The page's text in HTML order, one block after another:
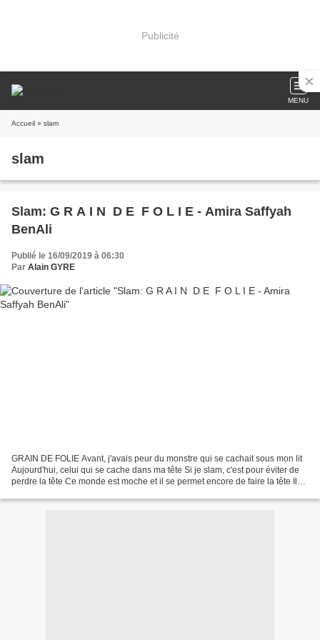
Publicité
MENU
Accueil » slam
slam
Slam: G R A I N D E F O L I E - Amira Saffyah
BenAli
Publié le 16/09/2019 à 06:30
Par Alain GYRE
GRAIN DE FOLIE Avant, j'avais peur du monstre qui se cachait sous mon lit
Aujourd'hui, celui qui se cache dans ma tête Si je slam, c'est pour éviter de
perdre la tête Ce monde est moche et il se permet encore de faire la tête Il